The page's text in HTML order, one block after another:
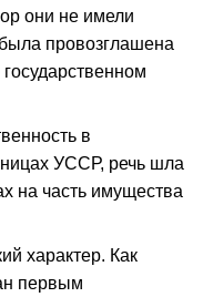
они не имели
провозглашена
в
УССР, речь шла
на часть имущества
характер. Как
первым